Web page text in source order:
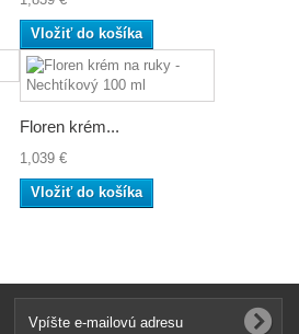
Vložiť do košíka
Floren krém...
1,039 €
Vložiť do košíka